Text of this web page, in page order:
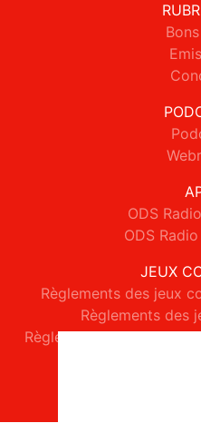
ODS
ODS
JEUX
Règlements des jeux
Règlements des
Règlements des jeux